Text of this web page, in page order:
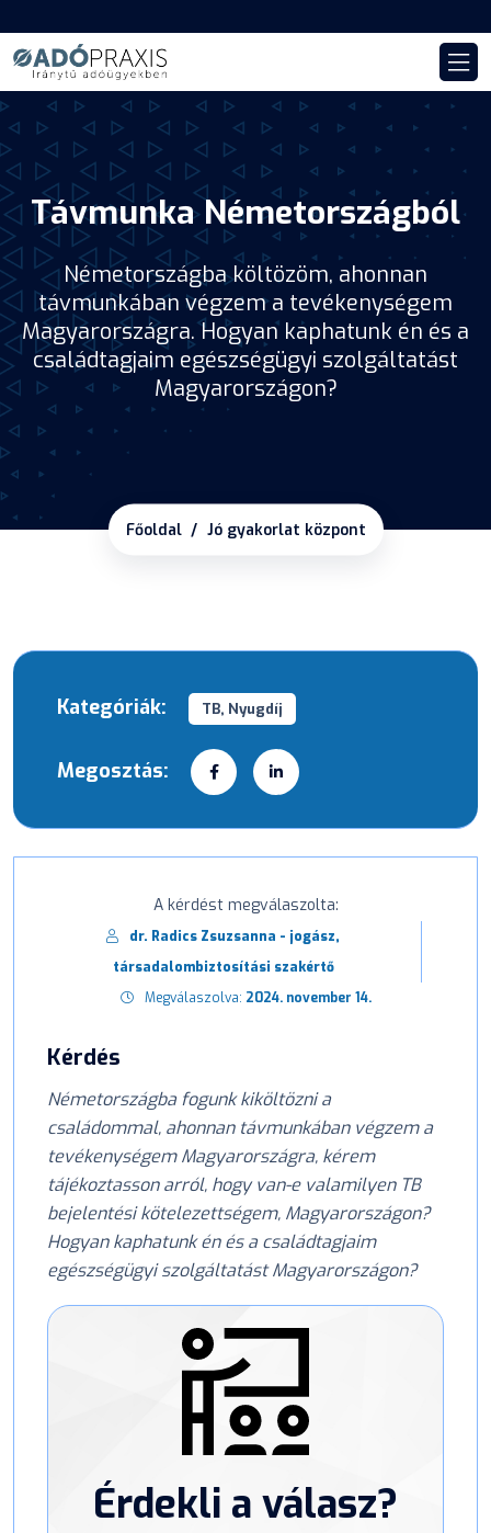
Távmunka Németországból
Németországba költözöm, ahonnan
távmunkában végzem a tevékenységem
Magyarországra. Hogyan kaphatunk én és a
családtagjaim egészségügyi szolgáltatást
Magyarországon?
Főoldal Jó gyakorlat központ
Kategóriák: TB, Nyugdíj
Megosztás:
A kérdést megválaszolta:
dr. Radics Zsuzsanna - jogász,
társadalombiztosítási szakértő
Megválaszolva: 2024. november 14.
Kérdés
Németországba fogunk kiköltözni a
családommal, ahonnan távmunkában végzem a
tevékenységem Magyarországra, kérem
tájékoztasson arról, hogy van-e valamilyen TB
bejelentési kötelezettségem, Magyarországon?
Hogyan kaphatunk én és a családtagjaim
egészségügyi szolgáltatást Magyarországon?
Érdekli a válasz?